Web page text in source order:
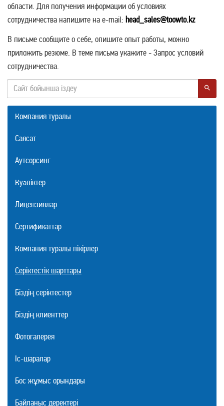
области. Для получения информации об условиях
сотрудничества напишите на e-mail: head_sales@toowto.kz
В письме сообщите о себе, опишите опыт работы, можно
приложить резюме. В теме письма укажите - Запрос условий
сотрудничества.
Компания туралы
Саясат
Аутсорсинг
Куәліктер
Лицензиялар
Сертификаттар
Компания туралы пікірлер
Серіктестік шарттары
Біздің серіктестер
Біздің клиенттер
Фотогалерея
Іс-шаралар
Бос жұмыс орындары
Байланыс деректері